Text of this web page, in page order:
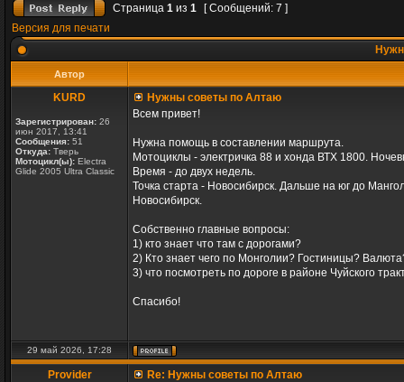
Страница 1 из 1
[ Сообщений: 7 ]
Версия для печати
Автор
KURD
Зарегистрирован: 26
июн 2017, 13:41
Сообщения: 51
Откуда: Тверь
Мотоцикл(ы): Electra
Glide 2005 Ultra Classic
Нужны советы по Алтаю
Всем привет!
Нужна помощь в составлении маршрута.
Мотоциклы - электричка 88 и хонда ВТХ 1800.
Время - до двух недель.
Точка старта - Новосибирск. Дальше на юг до
Новосибирск.
Собственно главные вопросы:
1) кто знает что там с дорогами?
2) Кто знает чего по Монголии? Гостиницы?
3) что посмотреть по дороге в районе Чуйского
Спасибо!
29 май 2026, 17:28
Provider
Re: Нужны советы по Алтаю